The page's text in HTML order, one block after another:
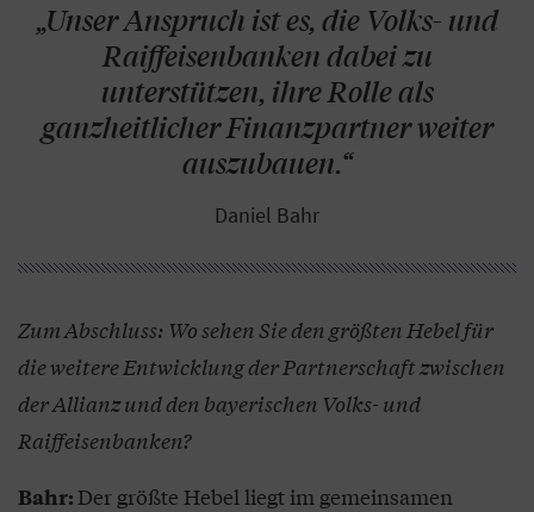
„Unser Anspruch ist es, die Volks- und
Raiffeisenbanken dabei zu
unterstützen, ihre Rolle als
ganzheitlicher Finanzpartner weiter
auszubauen.“
Daniel Bahr
Zum Abschluss: Wo sehen Sie den größten Hebel für
die weitere Entwicklung der Partnerschaft zwischen
der Allianz und den bayerischen Volks- und
Raiffeisenbanken?
Bahr:Der größte Hebel liegt im gemeinsamen